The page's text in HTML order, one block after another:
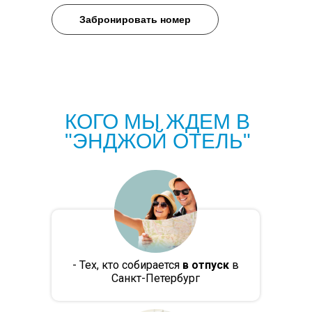
Забронировать номер
КОГО МЫ ЖДЕМ В
"ЭНДЖОЙ ОТЕЛЬ"
- Тех, кто собирается в отпуск в
Санкт-Петербург